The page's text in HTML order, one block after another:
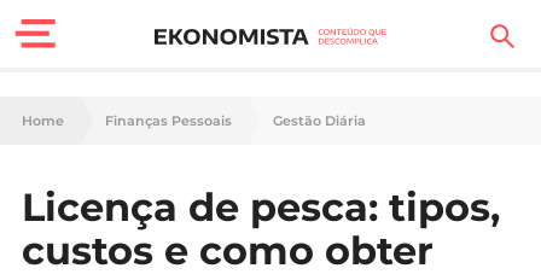
Finanças Pessoais
Carreira
Home Finanças Pessoais Gestão Diária
Licença de pesca: tipos,
custos e como obter